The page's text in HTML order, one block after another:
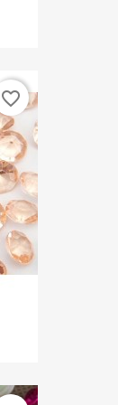
favorite_border